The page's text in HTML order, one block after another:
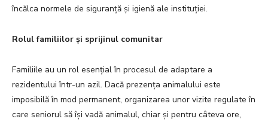
încălca normele de siguranță și igienă ale instituției.
Rolul familiilor și sprijinul comunitar
Familiile au un rol esențial în procesul de adaptare a
rezidentului într-un azil. Dacă prezența animalului este
imposibilă în mod permanent, organizarea unor vizite regulate în
care seniorul să își vadă animalul, chiar și pentru câteva ore,